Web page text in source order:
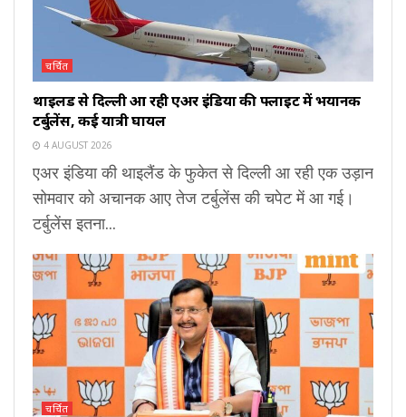
चर्चित
थाइलैंड से दिल्ली आ रही एअर इंडिया की फ्लाइट में भयानक
टर्बुलेंस, कई यात्री घायल
4 AUGUST 2026
एअर इंडिया की थाइलैंड के फुकेत से दिल्ली आ रही एक उड़ान
सोमवार को अचानक आए तेज टर्बुलेंस की चपेट में आ गई।
टर्बुलेंस इतना...
चर्चित